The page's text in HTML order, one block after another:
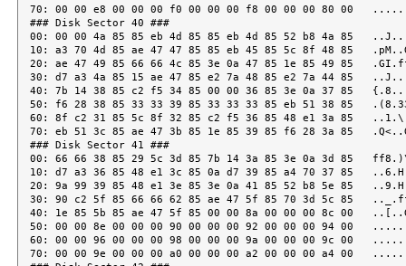
70: 00 00 e8 00 00 00 f0 00 00 00 f8 00 00 00 80 00
### Disk Sector 40 ###
00: 00 00 4a 85 85 eb 4d 85 85 eb 4d 85 52 b8 4a 85
10: a3 70 4d 85 ae 47 47 85 85 eb 45 85 5c 8f 48 85
20: ae 47 49 85 66 66 4c 85 3e 0a 47 85 1e 85 49 85
30: d7 a3 4a 85 15 ae 47 85 e2 7a 48 85 e2 7a 44 85
40: 7b 14 38 85 c2 f5 34 85 00 00 36 85 3e 0a 37 85
50: f6 28 38 85 33 33 39 85 33 33 33 85 eb 51 38 85
60: 8f c2 31 85 5c 8f 32 85 c2 f5 36 85 48 e1 3a 85
70: eb 51 3c 85 ae 47 3b 85 1e 85 39 85 f6 28 3a 85
### Disk Sector 41 ###
00: 66 66 38 85 29 5c 3d 85 7b 14 3a 85 3e 0a 3d 85
10: d7 a3 36 85 48 e1 3c 85 0a d7 39 85 a4 70 37 85
20: 9a 99 39 85 48 e1 3e 85 3e 0a 41 85 52 b8 5e 85
30: 90 c2 5f 85 66 66 62 85 ae 47 5f 85 70 3d 5c 85
40: 1e 85 5b 85 ae 47 5f 85 00 00 8a 00 00 00 8c 00
50: 00 00 8e 00 00 00 90 00 00 00 92 00 00 00 94 00
60: 00 00 96 00 00 00 98 00 00 00 9a 00 00 00 9c 00
70: 00 00 9e 00 00 00 a0 00 00 00 a2 00 00 00 a4 00